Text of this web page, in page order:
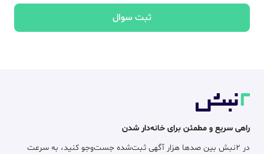
ثبت سوال
راهی سریع و مطمئن برای خانه‌دار شدن
در ۲نبش بین صدها هزار آگهی ثبت‌شده جست‌وجو کنید، به سرعت